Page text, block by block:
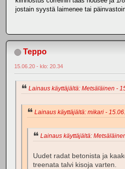
jostain syystä laimenee tai
Teppo
15.06.20 - klo: 20.34
Lainaus käyttäjältä: Metsäläinen -
Lainaus käyttäjältä: mikari -
Lainaus käyttäjältä:
Uudet radat betonista ja
treenata talvi kisoja varten.